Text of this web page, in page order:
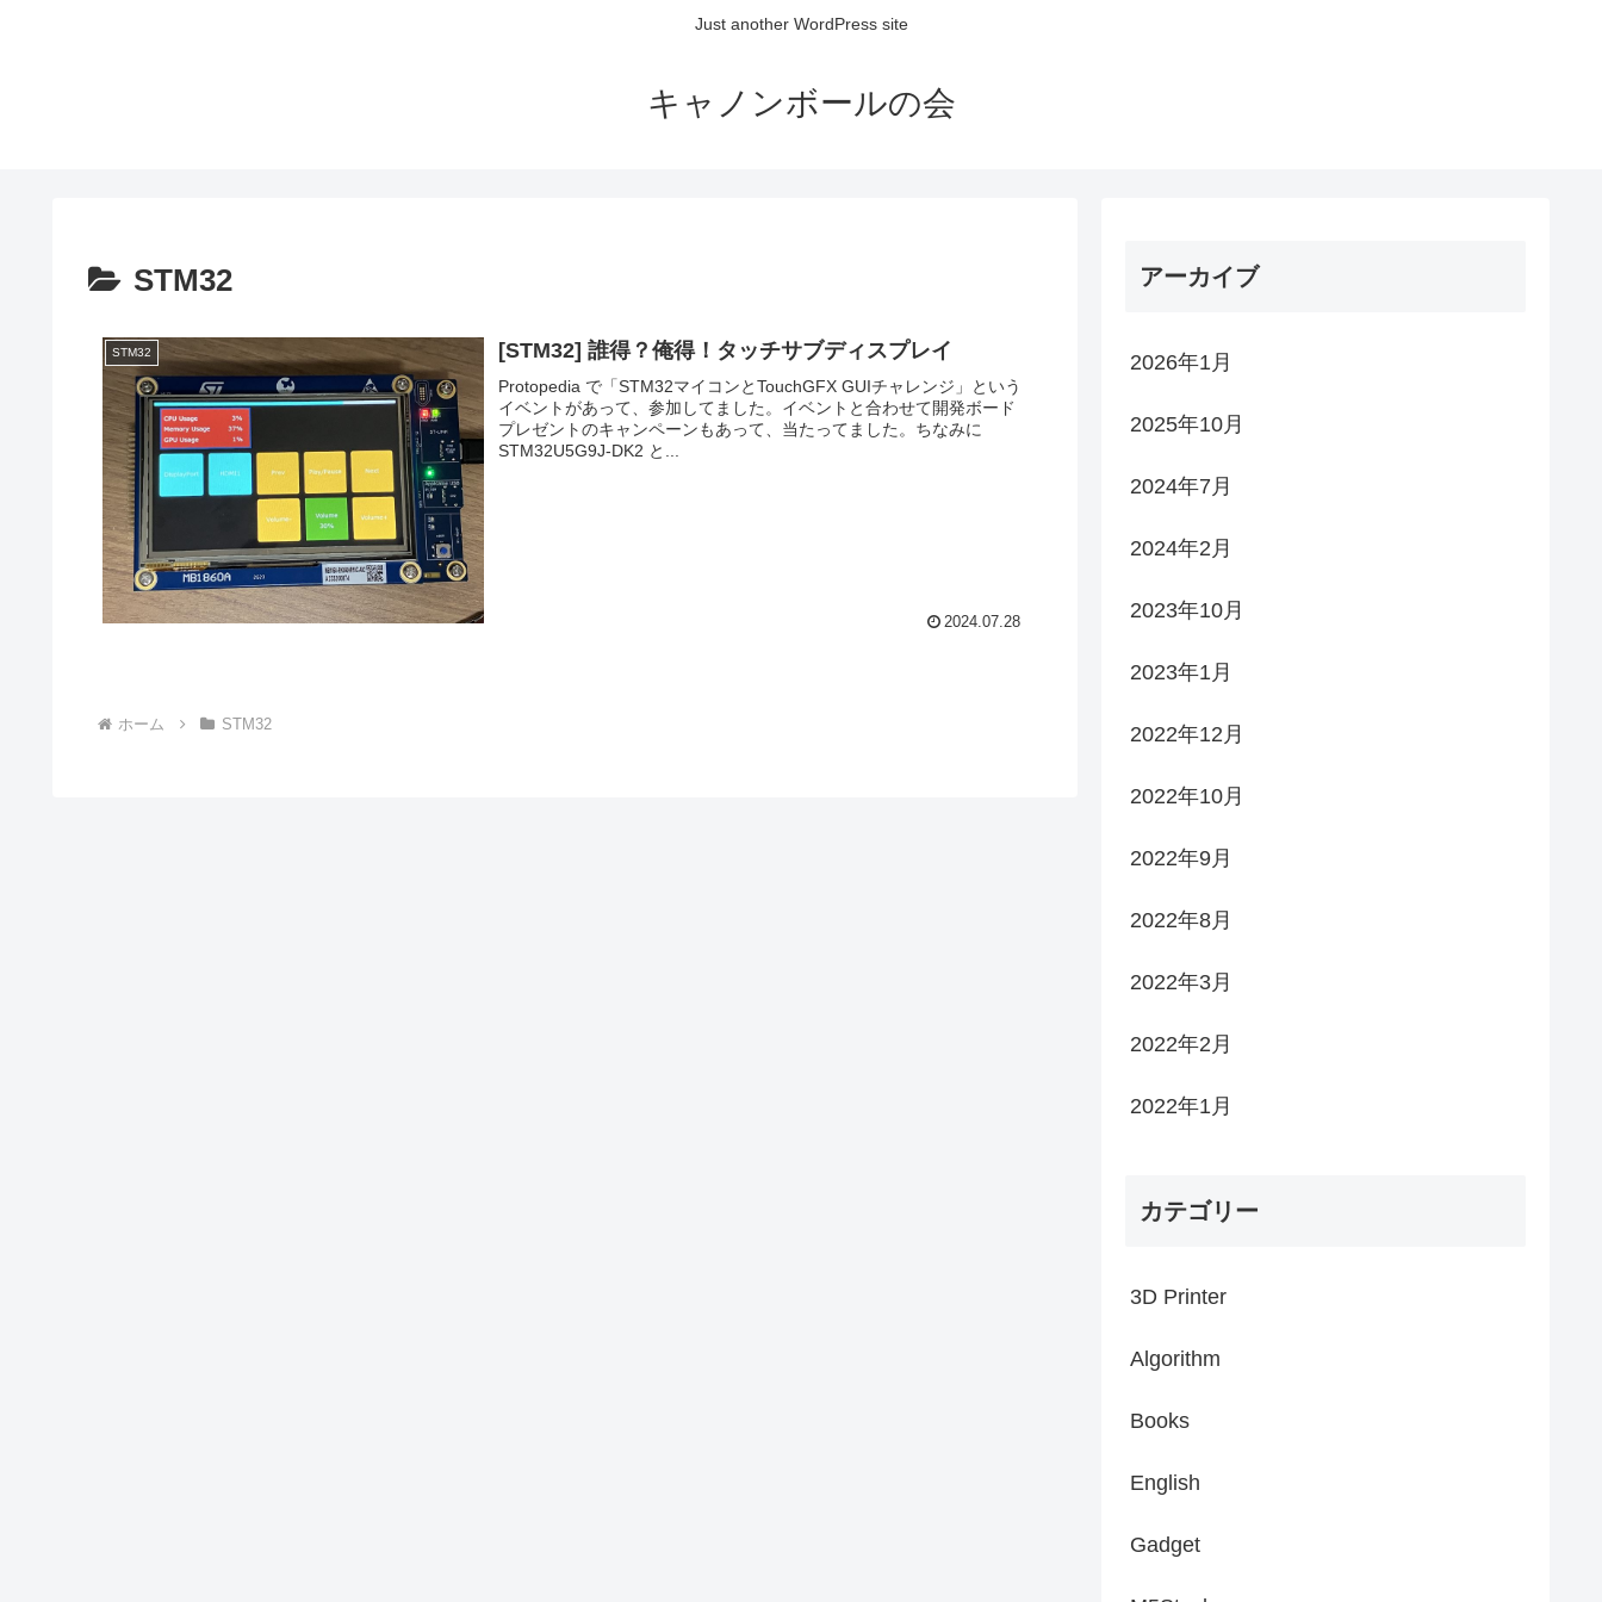
Just another WordPress site
キャノンボールの会
STM32
STM32 [STM32] 誰得？俺得！タッチサブディスプレイ
Protopedia で「STM32マイコンとTouchGFX GUIチャレンジ」という
イベントがあって、参加してました。イベントと合わせて開発ボード
プレゼントのキャンペーンもあって、当たってました。ちなみに
STM32U5G9J-DK2 と...
2024.07.28
ホーム STM32
アーカイブ
2026年1月
2025年10月
2024年7月
2024年2月
2023年10月
2023年1月
2022年12月
2022年10月
2022年9月
2022年8月
2022年3月
2022年2月
2022年1月
カテゴリー
3D Printer
Algorithm
Books
English
Gadget